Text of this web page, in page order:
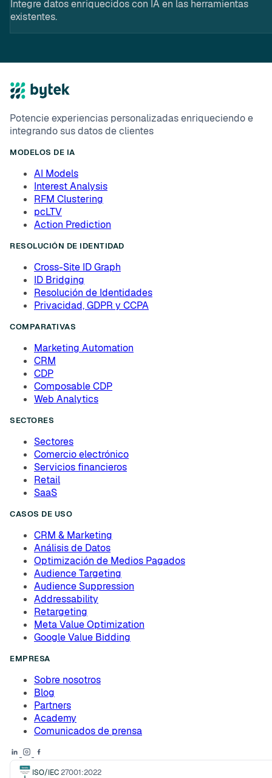
Integre datos enriquecidos con IA en las herramientas
existentes.
Potencie experiencias personalizadas enriqueciendo e
integrando sus datos de clientes
MODELOS DE IA
AI Models
Interest Analysis
RFM Clustering
pcLTV
Action Prediction
RESOLUCIÓN DE IDENTIDAD
Cross-Site ID Graph
ID Bridging
Resolución de Identidades
Privacidad, GDPR y CCPA
COMPARATIVAS
Marketing Automation
CRM
CDP
Composable CDP
Web Analytics
SECTORES
Sectores
Comercio electrónico
Servicios financieros
Retail
SaaS
CASOS DE USO
CRM & Marketing
Análisis de Datos
Optimización de Medios Pagados
Audience Targeting
Audience Suppression
Addressability
Retargeting
Meta Value Optimization
Google Value Bidding
EMPRESA
Sobre nosotros
Blog
Partners
Academy
Comunicados de prensa
ISO/IEC27001:2022